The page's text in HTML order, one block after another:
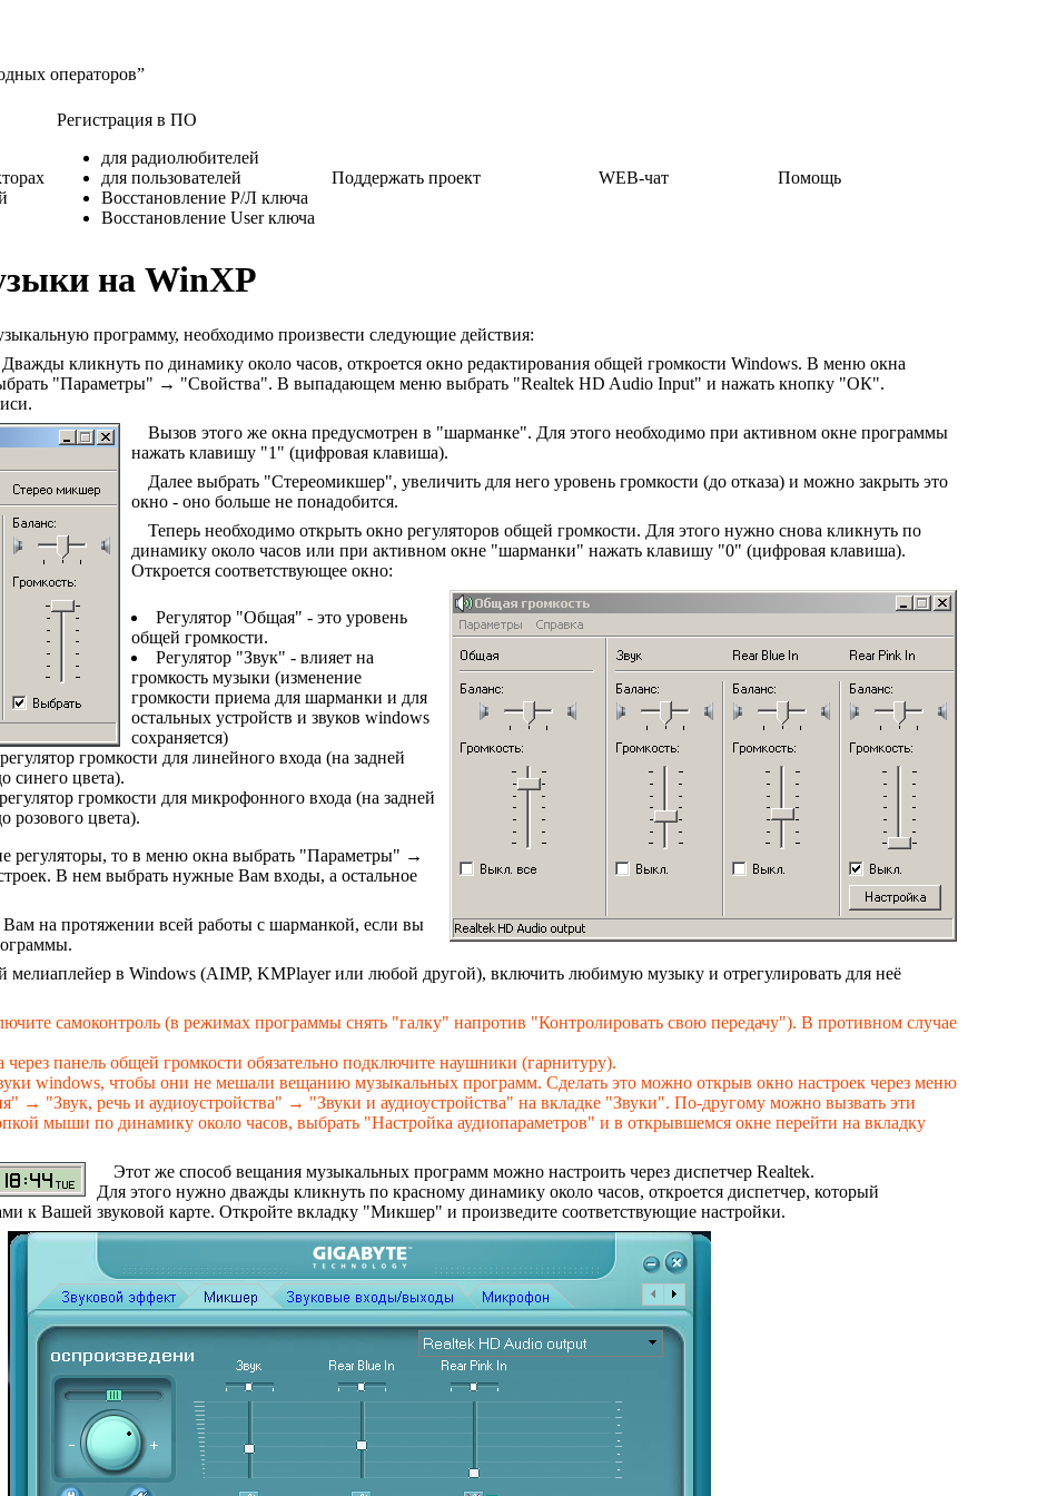
операторов”
Регистрация в ПО
для радиолюбителей
для пользователей
Восстановление Р/Л ключа
Восстановление User ключа
Поддержать проект WEB-чат Помощь
на WinXP
программу, необходимо произвести следующие действия:
Дважды кликнуть по динамику около часов, откроется окно редактирования общей громкости Windows. В меню окна
"Параметры" → "Свойства". В выпадающем меню выбрать "Realtek HD Audio Input" и нажать кнопку "ОК".
Вызов этого же окна предусмотрен в "шарманке". Для этого необходимо при активном окне программы
нажать клавишу "1" (цифровая клавиша).
Далее выбрать "Стереомикшер", увеличить для него уровень громкости (до отказа) и можно закрыть это
окно - оно больше не понадобится.
Теперь необходимо открыть окно регуляторов общей громкости. Для этого нужно снова кликнуть по
динамику около часов или при активном окне "шарманки" нажать клавишу "0" (цифровая клавиша).
Откроется соответствующее окно:
Регулятор "Общая" - это уровень
общей громкости.
Регулятор "Звук" - влияет на
громкость музыки (изменение
громкости приема для шарманки и для
остальных устройств и звуков windows
сохраняется)
громкости для линейного входа (на задней
синего цвета).
громкости для микрофонного входа (на задней
розового цвета).
регуляторы, то в меню окна выбрать "Параметры" →
В нем выбрать нужные Вам входы, а остальное
Вам на протяжении всей работы с шарманкой, если вы
мелиаплейер в Windows (AIMP, KMPlayer или любой другой), включить любимую музыку и отрегулировать для неё
самоконтроль (в режимах программы снять "галку" напротив "Контролировать свою передачу"). В противном случае
панель общей громкости обязательно подключите наушники (гарнитуру).
windows, чтобы они не мешали вещанию музыкальных программ. Сделать это можно открыв окно настроек через меню
"Звук, речь и аудиоустройства" → "Звуки и аудиоустройства" на вкладке "Звуки". По-другому можно вызвать эти
мыши по динамику около часов, выбрать "Настройка аудиопараметров" и в открывшемся окне перейти на вкладку
Этот же способ вещания музыкальных программ можно настроить через диспетчер Realtek.
Для этого нужно дважды кликнуть по красному динамику около часов, откроется диспетчер, который
к Вашей звуковой карте. Откройте вкладку "Микшер" и произведите соответствующие настройки.